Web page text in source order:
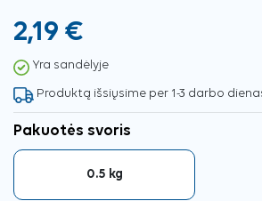
2,19 €
Yra sandėlyje
Produktą išsiųsime per 1-3 darbo
Pakuotės svoris
0.5 kg